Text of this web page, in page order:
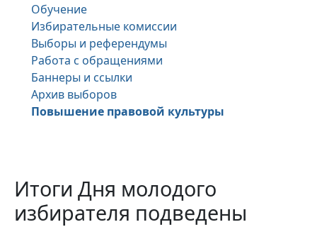
Обучение
Избирательные комиссии
Выборы и референдумы
Работа с обращениями
Баннеры и ссылки
Архив выборов
Повышение правовой культуры
Итоги Дня молодого
избирателя подведены